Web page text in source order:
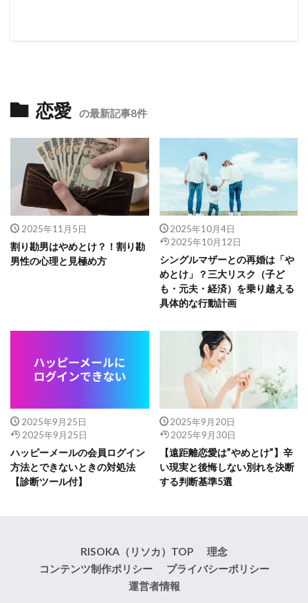
恋愛 の最新記事8件
2025年11月5日
割り勘男はやめとけ？！割り勘
男性の心理と見極め方
2025年10月4日
2025年10月12日
シングルマザーとの再婚は「や
めとけ」？三大リスク（子ど
も・元夫・経済）を乗り越える
具体的な行動計画
2025年9月25日
2025年9月25日
ハッピーメールの会員ログイン
方法とできないときの対処法
【診断ツール付】
2025年9月20日
2025年9月30日
【遠距離恋愛は”やめとけ”】辛
い現実と後悔しない別れを決断
する判断基準5選
RISOKA（リソカ）TOP
理念
コンテンツ制作ポリシー
プライバシーポリシー
運営者情報